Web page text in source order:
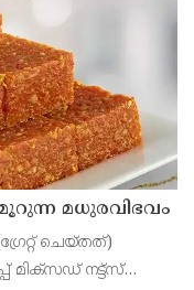
മധുരവിഭവം
ചെയ്തത്)
മിക്സഡ് നട്ട്സ്